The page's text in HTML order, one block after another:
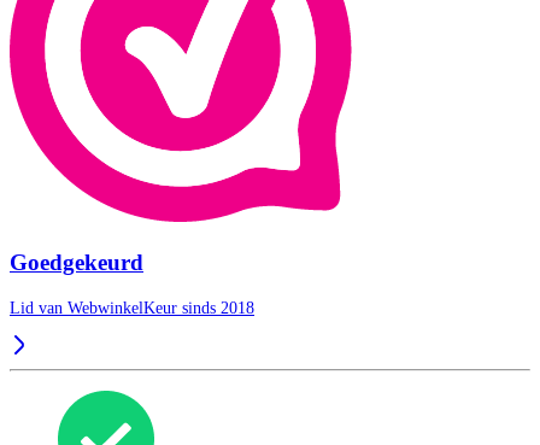
Goedgekeurd
Lid van WebwinkelKeur sinds 2018